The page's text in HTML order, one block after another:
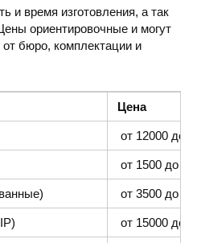
и время изготовления, а так
ориентировочные и могут
бюро, комплектации и
Цена
от 12000 до
от 1500 до
от 3500 до
от 15000 до